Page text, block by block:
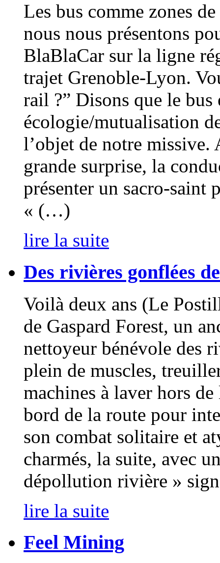
Les bus comme zones
nous nous présentons
BlaBlaCar sur la ligne
trajet Grenoble-Lyon.
rail ?” Disons que le
écologie/mutualisation
l’objet de notre missive.
grande surprise, la
présenter un sacro-saint
« (…)
lire la suite
Des rivières gonflées
Voilà deux ans (Le
de Gaspard Forest, un
nettoyeur bénévole des
plein de muscles,
machines à laver hors
bord de la route pour
son combat solitaire et
charmés, la suite, avec
dépollution rivière »
lire la suite
Feel Mining